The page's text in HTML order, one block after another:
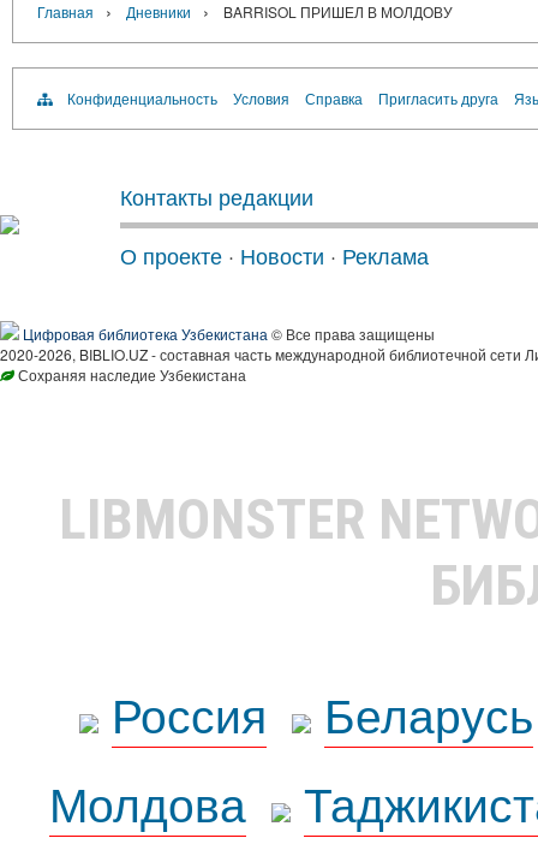
Главная › Дневники › BARRISOL ПРИШЕЛ В МОЛДОВУ
Конфиденциальность Условия Справка Пригласить друга
Контакты редакции
О проекте · Новости · Реклама
Цифровая библиотека Узбекистана © Все права защищены
2020-2026, BIBLIO.UZ - составная часть международной библиотечной сети
Сохраняя наследие Узбекистана
LIBMONSTER
Россия
Беларусь
Молдова